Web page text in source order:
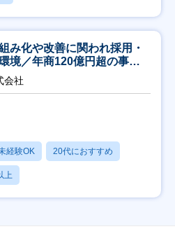
み化や改善に関われ採用・
境／年商120億円超の事業
会社
経験OK 20代におすすめ
上